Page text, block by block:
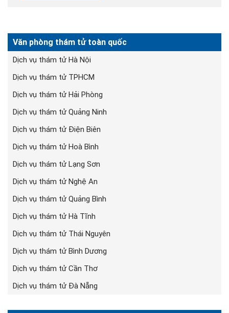
Văn phòng thám tử toàn quốc
Dịch vụ thám tử Hà Nội
Dịch vụ thám tử TPHCM
Dịch vụ thám tử Hải Phòng
Dịch vụ thám tử Quảng Ninh
Dịch vụ thám tử Điện Biên
Dịch vụ thám tử Hoà Bình
Dịch vụ thám tử Lạng Sơn
Dịch vụ thám tử Nghệ An
Dịch vụ thám tử Quảng Bình
Dịch vụ thám tử Hà Tĩnh
Dịch vụ thám tử Thái Nguyên
Dịch vụ thám tử Bình Dương
Dịch vụ thám tử Cần Thơ
Dịch vụ thám tử Đà Nẵng